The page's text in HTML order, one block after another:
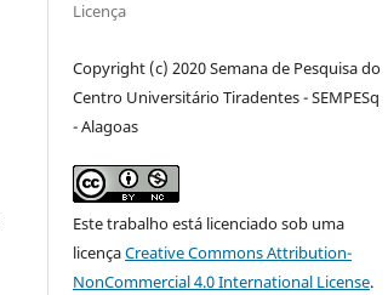
Licença
Copyright (c) 2020 Semana de Pesquisa do
Centro Universitário Tiradentes - SEMPESq
- Alagoas
Este trabalho está licenciado sob uma
licençaCreative Commons Attribution-
NonCommercial 4.0 International License.